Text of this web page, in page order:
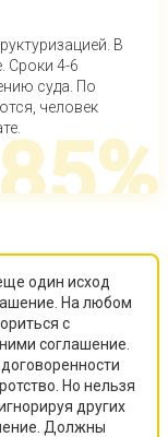
В
Сроки 4-6
суда. По
человек
85%
один исход
На любом
с
соглашение.
Но нельзя
других
Должны